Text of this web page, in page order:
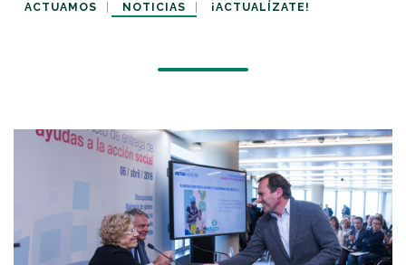
MIS APADRINADOS
MIS RETOS SOLIDARIOS
CERRAR SESIÓN
ACTUAMOS
NOTICIAS ¡ACTUALÍZATE!